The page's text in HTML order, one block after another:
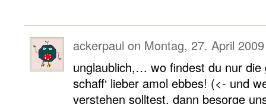
ackerpaul on Montag, 27. April
unglaublich,… wo findest du nur die
schaff‘ lieber amol ebbes! (<- und
verstehen solltest, dann besorge